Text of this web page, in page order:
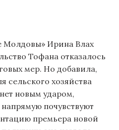
Молдовы» Ирина Влах
Тофана отказалось
мер. Но добавила,
сельского хозяйства
новым ударом,
почувствуют
премьера новой